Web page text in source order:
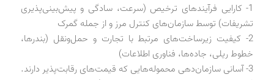
1- کارایی فرآیندهای ترخیص (سرعت، سادگی و پیش‌بینی‌پذیری
تشریفات) توسط سازمان‌های کنترل مرز و از جمله گمرک
2- کیفیت زیرساخت‌های مرتبط با تجارت و حمل‌ونقل (بندرها،
خطوط ریلی، جاده‌ها، فناوری اطلاعات)
3- آسانی سازمان‌دهی محموله‌هایی که قیمت‌های رقابت‌پذیر دارند.